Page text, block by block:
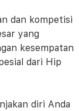
dan kompetisi
yang
kesempatan
dari Hip
diri Anda